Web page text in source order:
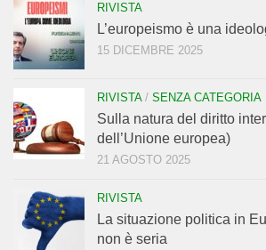
RIVISTA
L’europeismo è una
15 DICEMBRE 2025
RIVISTA/ SENZA CATEGORIA
Sulla natura del diritto
dell’Unione europea)
21 AGOSTO 2025
RIVISTA
La situazione politica in
non è seria